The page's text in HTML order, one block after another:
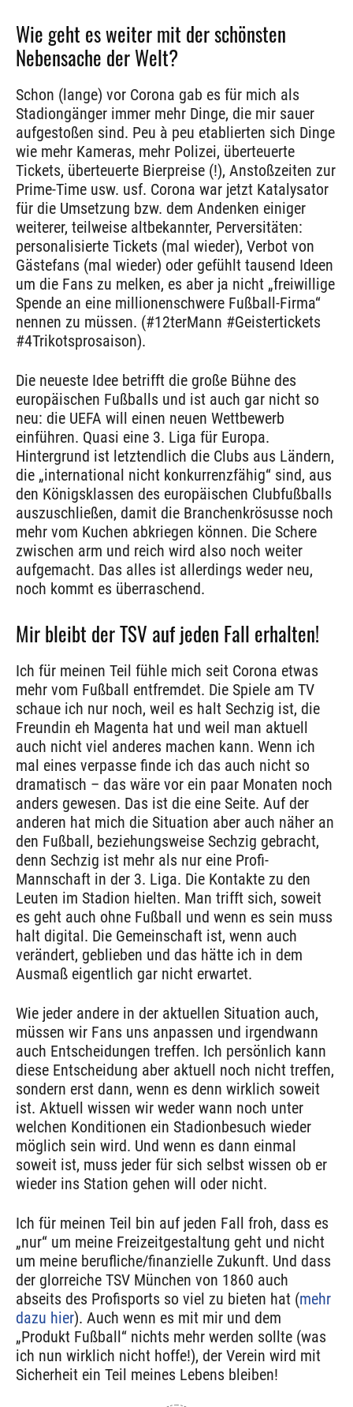
Wie geht es weiter mit der schönsten
Nebensache der Welt?
Schon (lange) vor Corona gab es für mich als
Stadiongänger immer mehr Dinge, die mir sauer
aufgestoßen sind. Peu à peu etablierten sich Dinge
wie mehr Kameras, mehr Polizei, überteuerte
Tickets, überteuerte Bierpreise (!), Anstoßzeiten zur
Prime-Time usw. usf. Corona war jetzt Katalysator
für die Umsetzung bzw. dem Andenken einiger
weiterer, teilweise altbekannter, Perversitäten:
personalisierte Tickets (mal wieder), Verbot von
Gästefans (mal wieder) oder gefühlt tausend Ideen
um die Fans zu melken, es aber ja nicht „freiwillige
Spende an eine millionenschwere Fußball-Firma“
nennen zu müssen. (#12terMann #Geistertickets
#4Trikotsprosaison).
Die neueste Idee betrifft die große Bühne des
europäischen Fußballs und ist auch gar nicht so
neu: die UEFA will einen neuen Wettbewerb
einführen. Quasi eine 3. Liga für Europa.
Hintergrund ist letztendlich die Clubs aus Ländern,
die „international nicht konkurrenzfähig“ sind, aus
den Königsklassen des europäischen Clubfußballs
auszuschließen, damit die Branchenkrösusse noch
mehr vom Kuchen abkriegen können. Die Schere
zwischen arm und reich wird also noch weiter
aufgemacht. Das alles ist allerdings weder neu,
noch kommt es überraschend.
Mir bleibt der TSV auf jeden Fall erhalten!
Ich für meinen Teil fühle mich seit Corona etwas
mehr vom Fußball entfremdet. Die Spiele am TV
schaue ich nur noch, weil es halt Sechzig ist, die
Freundin eh Magenta hat und weil man aktuell
auch nicht viel anderes machen kann. Wenn ich
mal eines verpasse finde ich das auch nicht so
dramatisch – das wäre vor ein paar Monaten noch
anders gewesen. Das ist die eine Seite. Auf der
anderen hat mich die Situation aber auch näher an
den Fußball, beziehungsweise Sechzig gebracht,
denn Sechzig ist mehr als nur eine Profi-
Mannschaft in der 3. Liga. Die Kontakte zu den
Leuten im Stadion hielten. Man trifft sich, soweit
es geht auch ohne Fußball und wenn es sein muss
halt digital. Die Gemeinschaft ist, wenn auch
verändert, geblieben und das hätte ich in dem
Ausmaß eigentlich gar nicht erwartet.
Wie jeder andere in der aktuellen Situation auch,
müssen wir Fans uns anpassen und irgendwann
auch Entscheidungen treffen. Ich persönlich kann
diese Entscheidung aber aktuell noch nicht treffen,
sondern erst dann, wenn es denn wirklich soweit
ist. Aktuell wissen wir weder wann noch unter
welchen Konditionen ein Stadionbesuch wieder
möglich sein wird. Und wenn es dann einmal
soweit ist, muss jeder für sich selbst wissen ob er
wieder ins Station gehen will oder nicht.
Ich für meinen Teil bin auf jeden Fall froh, dass es
„nur“ um meine Freizeitgestaltung geht und nicht
um meine berufliche/finanzielle Zukunft. Und dass
der glorreiche TSV München von 1860 auch
abseits des Profisports so viel zu bieten hat (mehr
dazu hier). Auch wenn es mit mir und dem
„Produkt Fußball“ nichts mehr werden sollte (was
ich nun wirklich nicht hoffe!), der Verein wird mit
Sicherheit ein Teil meines Lebens bleiben!